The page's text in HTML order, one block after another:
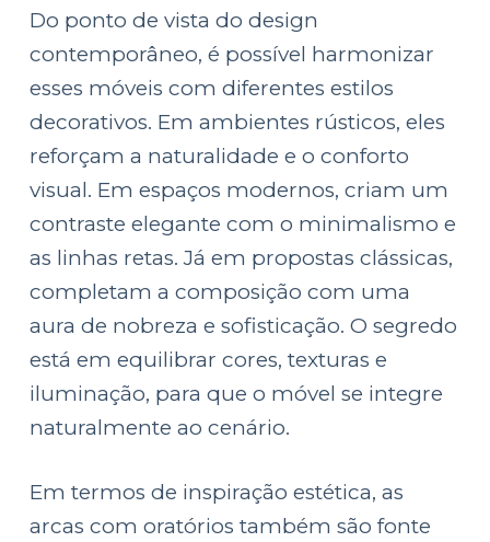
Do ponto de vista do design
contemporâneo, é possível harmonizar
esses móveis com diferentes estilos
decorativos. Em ambientes rústicos, eles
reforçam a naturalidade e o conforto
visual. Em espaços modernos, criam um
contraste elegante com o minimalismo e
as linhas retas. Já em propostas clássicas,
completam a composição com uma
aura de nobreza e sofisticação. O segredo
está em equilibrar cores, texturas e
iluminação, para que o móvel se integre
naturalmente ao cenário.
Em termos de inspiração estética, as
arcas com oratórios também são fonte